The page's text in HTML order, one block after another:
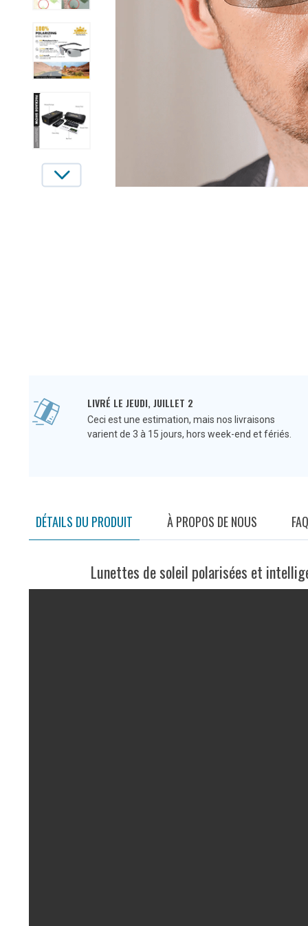
LIVRÉ LE JEUDI, JUILLET 2
Ceci est une estimation, mais nos livraisons
varient de 3 à 15 jours, hors week-end et fériés.
DÉTAILS DU PRODUIT À PROPOS DE NOUS FAQ
Lunettes de soleil polarisées et